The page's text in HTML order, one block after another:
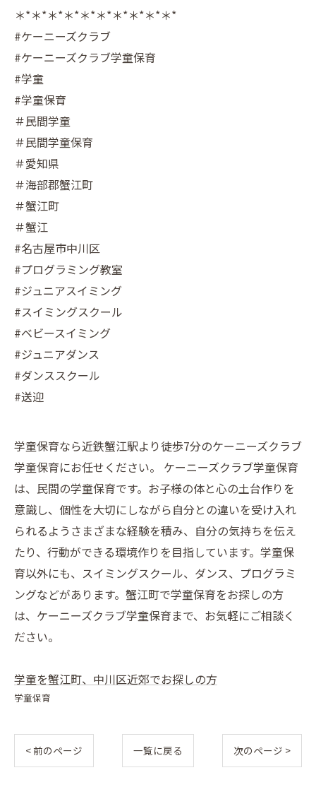
＊*＊*＊*＊*＊*＊*＊*＊*＊*＊*
#ケーニーズクラブ
#ケーニーズクラブ学童保育
#学童
#学童保育
＃民間学童
＃民間学童保育
＃愛知県
＃海部郡蟹江町
＃蟹江町
＃蟹江
#名古屋市中川区
#プログラミング教室
#ジュニアスイミング
#スイミングスクール
#ベビースイミング
#ジュニアダンス
#ダンススクール
#送迎
学童保育なら近鉄蟹江駅より徒歩7分のケーニーズクラブ
学童保育にお任せください。 ケーニーズクラブ学童保育
は、民間の学童保育です。お子様の体と心の土台作りを
意識し、個性を大切にしながら自分との違いを受け入れ
られるようさまざまな経験を積み、自分の気持ちを伝え
たり、行動ができる環境作りを目指しています。学童保
育以外にも、スイミングスクール、ダンス、プログラミ
ングなどがあります。蟹江町で学童保育をお探しの方
は、ケーニーズクラブ学童保育まで、お気軽にご相談く
ださい。
学童を蟹江町、中川区近郊でお探しの方
学童保育
< 前のページ 一覧に戻る 次のページ >